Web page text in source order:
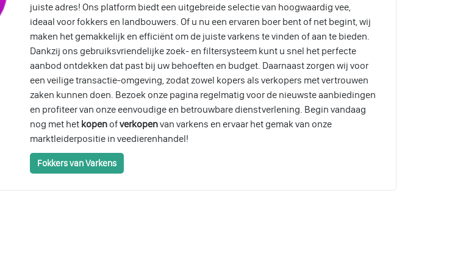
juiste adres! Ons platform biedt een uitgebreide selectie van hoogwaardig vee,
ideaal voor fokkers en landbouwers. Of u nu een ervaren boer bent of net begint, wij
maken het gemakkelijk en efficiënt om de juiste varkens te vinden of aan te bieden.
Dankzij ons gebruiksvriendelijke zoek- en filtersysteem kunt u snel het perfecte
aanbod ontdekken dat past bij uw behoeften en budget. Daarnaast zorgen wij voor
een veilige transactie-omgeving, zodat zowel kopers als verkopers met vertrouwen
zaken kunnen doen. Bezoek onze pagina regelmatig voor de nieuwste aanbiedingen
en profiteer van onze eenvoudige en betrouwbare dienstverlening. Begin vandaag
nog met het kopen ofverkopenvan varkens en ervaar het gemak van onze
marktleiderpositie in veedierenhandel!
Fokkers van Varkens